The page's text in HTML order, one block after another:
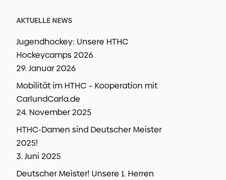
AKTUELLE NEWS
Jugendhockey: Unsere HTHC
Hockeycamps 2026
29. Januar 2026
Mobilität im HTHC – Kooperation mit
CarlundCarla.de
24. November 2025
HTHC-Damen sind Deutscher Meister
2025!
3. Juni 2025
Deutscher Meister! Unsere 1. Herren